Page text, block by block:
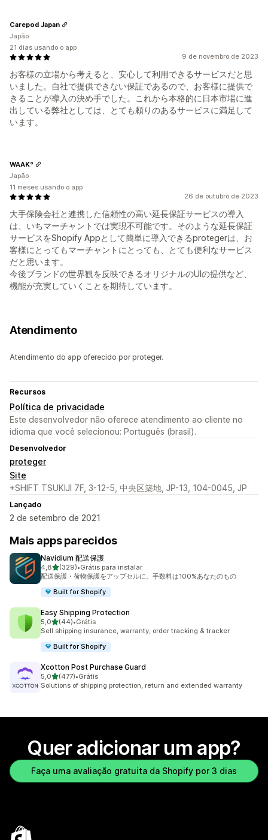
9 de novembro de 2023
お客様の立場から考えると、安心して利用できるサービスだと思
いました。自社で提供できない保証であるので、お客様に提供で
きることが導入の決め手でした。これから本格的に日本市場に進
出している弊社としては、とても頼りのあるサービスに満足して
います。
Carepod Japan
Japão
21 dias usando o app
26 de outubro de 2023
大手保険会社と連携した信頼性の高い延長保証サービスの導入
は、いちマーチャントでは実現不可能です。そのような延長保証
サービスをShopify Appとして簡単に導入できるprotegerは、お
客様にとってもマーチャントにとっても、とても便利なサービス
だと思います。
今後ブランドの世界観を反映できるオリジナルのUIの提供など、
機能が充実していくことを期待しています。
WAAK°
Japão
11 meses usando o app
Atendimento
Atendimento do app oferecido por proteger.
Recursos
Política de privacidade
Este desenvolvedor não oferece atendimento ao cliente no
idioma que você selecionou: Português (brasil).
Desenvolvedor
proteger
Site
+SHIFT TSUKIJI 7F, 3-12-5, 中央区築地, JP-13, 104-0045, JP
Lançado
2 de setembro de 2021
Mais apps parecidos
Navidium 配送保護
4,8de 5 estrelas
(329)
329 avaliações ao todo
•Grátis para instalar
配送保護・荷物保護をアップセルに。手数料は100%あなたのもの
Built for Shopify
Easy Shipping Protection
5,0de 5 estrelas
(44)
44 avaliações ao todo
•Grátis
Sell shipping insurance, warranty, order tracking & tracker
Built for Shopify
Xcotton Post Purchase Guard
5,0de 5 estrelas
(477)
477 avaliações ao todo
•Grátis
Solutions of shipping protection, return and extended warranty
Quer adicionar um app?
Faça uma avaliação gratuita da Shopify por 3 dias